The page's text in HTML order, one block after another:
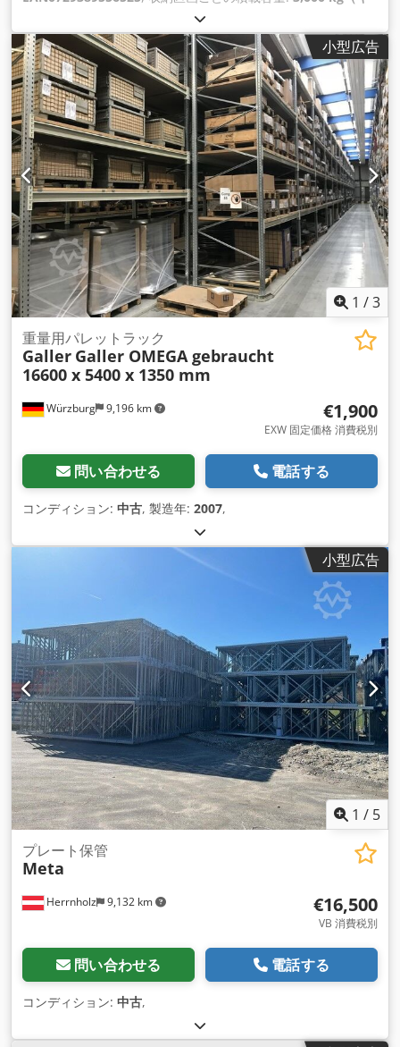
, 全高:
たりの最大荷重:3,000 kg（キログラム）, 棚の列数:4, フレー
ム高さ:4,500 mm, クリアスパン:3,600 mm , 支柱間のクリア
ランス:3,600 mm , フレーム幅:1,100 mm, 棚の高さ:
4,500
mm, 棚の長さ:44,800 mm, サポート長さ:3,600 mm,
小型広告
1 /3
Würzburg 9,196 km
重量用パレットラック
Galler Galler OMEGA gebraucht
16600 x 5400 x 1350 mm
€1,900
EXW 固定価格 消費税別
問い合わせる 電話する
コンディション: 中古, 製造年: 2007,
小型広告
1 / 5
Herrnholz 9,132 km
プレート保管
Meta
€16,500
VB 消費税別
問い合わせる 電話する
コンディション: 中古,